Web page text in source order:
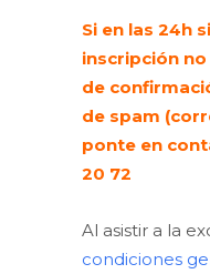
Si en las 24h
inscripción
de
de spam
ponte en
20 72
Al asistir a la
condiciones